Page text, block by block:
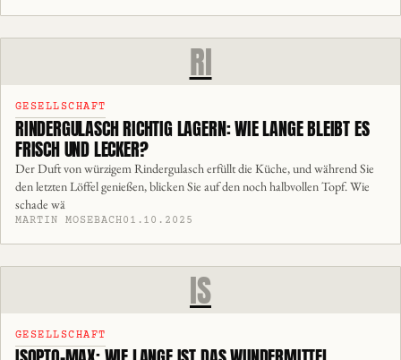
RI
GESELLSCHAFT
RINDERGULASCH RICHTIG LAGERN: WIE LANGE BLEIBT ES
FRISCH UND LECKER?
Der Duft von würzigem Rindergulasch erfüllt die Küche, und während Sie
den letzten Löffel genießen, blicken Sie auf den noch halbvollen Topf. Wie
schade wä
MARTIN MOSEBACH01.10.2025
IS
GESELLSCHAFT